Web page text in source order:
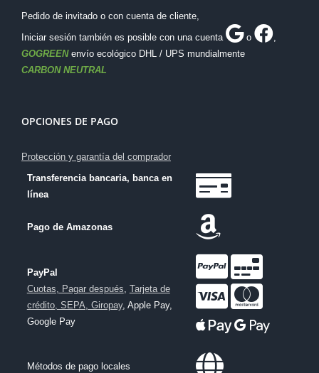
Pedido de invitado o con cuenta de cliente,
Iniciar sesión también es posible con una cuenta
o
,
GOGREENenvío ecológico DHL / UPS mundialmente
CARBON NEUTRAL
OPCIONES DE PAGO
Protección y garantía del comprador
Transferencia bancaria, banca en
línea
Pago de Amazonas
PayPal
Cuotas, Pagar después, Tarjeta de
crédito, SEPA, Giropay, Apple Pay,
Google Pay
Métodos de pago locales